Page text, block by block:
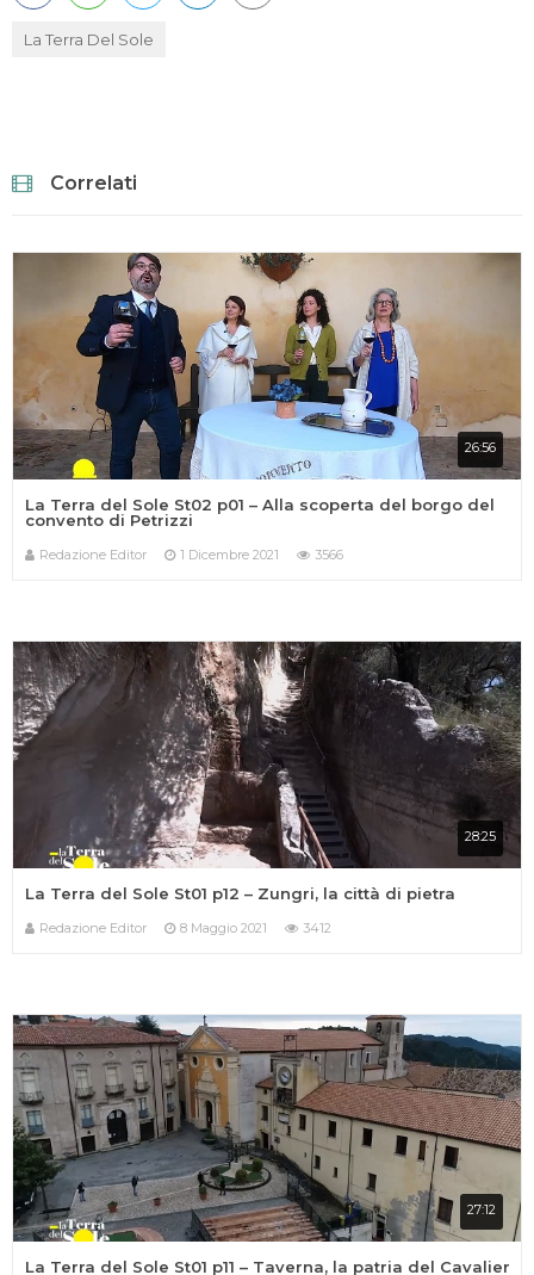
La Terra Del Sole
Correlati
26:56
La Terra del Sole St02 p01 – Alla scoperta del borgo del
convento di Petrizzi
Redazione Editor 1 Dicembre 2021 3566
28:25
La Terra del Sole St01 p12 – Zungri, la città di pietra
Redazione Editor 8 Maggio 2021 3412
27:12
La Terra del Sole St01 p11 – Taverna, la patria del Cavalier